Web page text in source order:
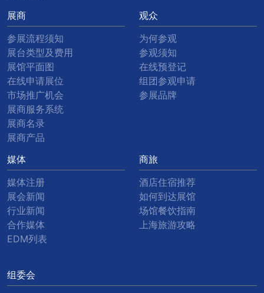
展商
参展流程须知
展台类型及费用
展馆平面图
在线申请展位
市场推广机会
展商服务系统
展商名录
展商产品
观众
为何参观
参观须知
在线预登记
组团参观申请
参展品牌
媒体
媒体注册
展会新闻
行业新闻
合作媒体
EDM列表
商旅
酒店住宿推荐
如何到达展馆
场馆餐饮指南
上海旅游攻略
组委会